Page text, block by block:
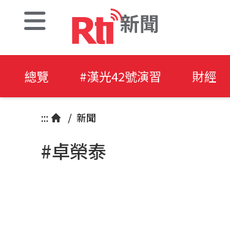
新聞
總覽 #漢光42號演習 財經
::: / 新聞
#卓榮泰